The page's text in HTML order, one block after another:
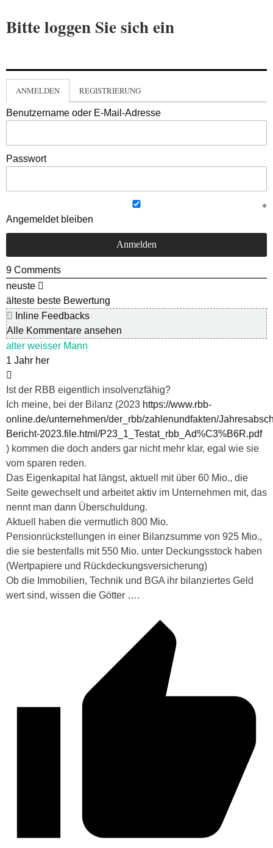
Bitte loggen Sie sich ein
ANMELDEN REGISTRIERUNG
Benutzername oder E-Mail-Adresse
Passwort
Angemeldet bleiben
9 Comments
neuste
älteste beste Bewertung
Inline Feedbacks
Alle Kommentare ansehen
alter weisser Mann
1 Jahr her
Ist der RBB eigentlich insolvenzfähig?
Ich meine, bei der Bilanz (2023 https://www.rbb-
online.de/unternehmen/der_rbb/zahlenundfakten/
Bericht-2023.file.html/P23_1_Testat_rbb_Ad%C3%B6R.pdf
) kommen die doch anders gar nicht mehr klar, egal wie sie
vom sparen reden.
Das Eigenkapital hat längst, aktuell mit über 60 Mio., die
Seite gewechselt und arbeitet aktiv im Unternehmen mit, das
nennt man dann Überschuldung.
Aktuell haben die vermutlich 800 Mio.
Pensionrückstellungen in einer Bilanzsumme von 925 Mio.,
die sie bestenfalls mit 550 Mio. unter Deckungsstock haben
(Wertpapiere und Rückdeckungsversicherung)
Ob die Immobilien, Technik und BGA ihr bilanziertes Geld
wert sind, wissen die Götter ….